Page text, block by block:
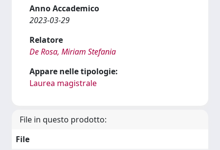
Anno Accademico
2023-03-29
Relatore
De Rosa, Miriam Stefania
Appare nelle tipologie:
Laurea magistrale
File in questo prodotto:
File